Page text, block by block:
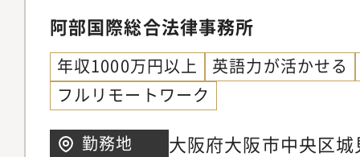
阿部国際総合法律事務所
年収1000万円以上
英語力が活かせる
フルリモートワーク
勤務地
大阪府大阪市中央区